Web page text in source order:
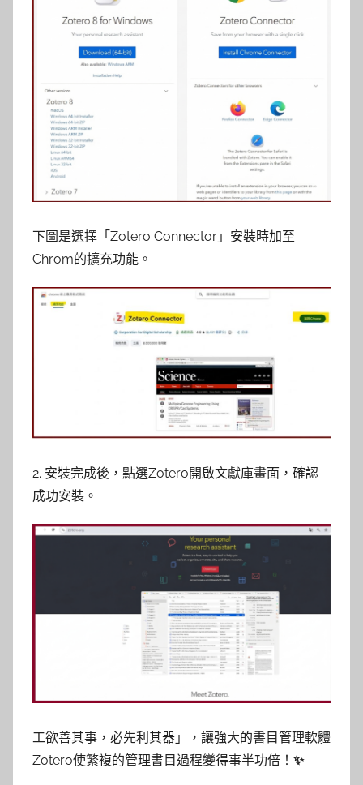
下圖是選擇 「Zotero Connector」 安裝時加至
Chrom的擴充功能。
2. 安裝完成後，點選Zotero開啟文獻庫畫面，確認
成功安裝。
工欲善其事，必先利其器」，讓強大的書目管理軟體
Zotero使繁複的管理書目過程變得事半功倍！ ✨